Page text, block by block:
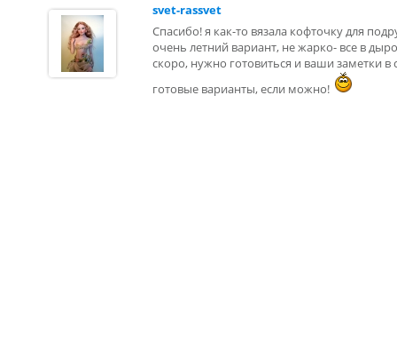
svet-rassvet
Спасибо! я как-то вязала кофточку для
очень летний вариант, не жарко- все в
скоро, нужно готовиться и ваши заметки
готовые варианты, если можно!